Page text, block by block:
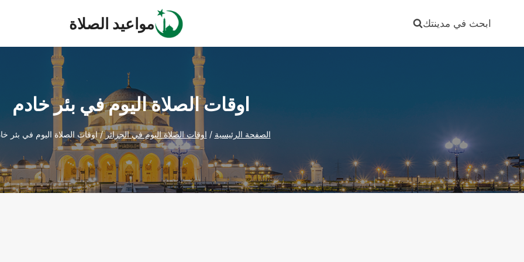
ابحث في مدينتك مواعيد الصلاة
اوقات الصلاة اليوم في بئر خادم
الصفحة الرئيسية / اوقات الصلاة اليوم في الجزائر/اوقات الصلاة اليوم في بئر